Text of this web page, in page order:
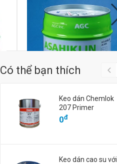
Dầu rửa Asahiklin AE 3000
0đ
Có thể bạn thích
Keo dán Chemlok
207 Primer
0đ
Keo dán cao su với